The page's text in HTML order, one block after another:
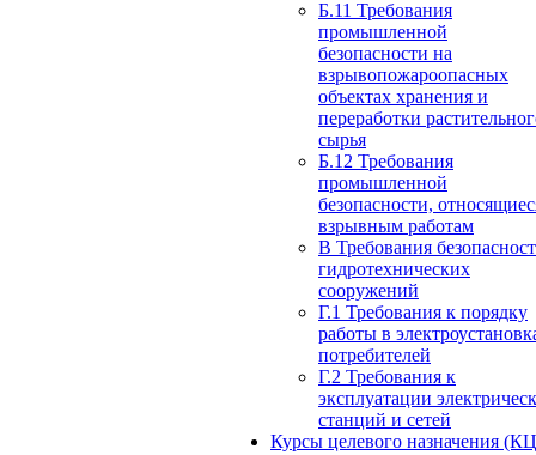
Б.11 Требования
промышленной
безопасности на
взрывопожароопасных
объектах хранения и
переработки
сырья
Б.12 Требования
промышленной
безопасности,
взрывным работам
В Требования
гидротехнических
сооружений
Г.1 Требования к порядку
работы в
потребителей
Г.2 Требования к
эксплуатации
станций и сетей
Курсы целевого назначения